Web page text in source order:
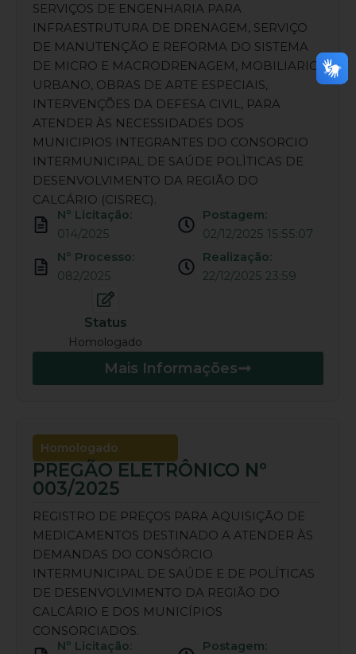
SERVIÇOS DE ENGENHARIA PARA
INFRAESTRUTURA DE DRENAGEM, SERVIÇO
DE MANUTENÇÃO E REFORMA DO SISTEMA
DE MICRO E MACRODRENAGEM, MOBILIARIO
URBANO, OBRAS DE ARTE ESPECIAIS,
INTERVENÇÕES DA DEFESA CIVIL, PARA
ATENDER ÀS NECESSIDADES DOS
MUNICIPIOS INTEGRANTES DO CONSORCIO
INTERMUNICIPAL DE SAÚDE POLÌTICAS DE
DESENVOLVIMENTO DA REGIÃO DO
CALCÁRIO (CISREC).
Nº Licitação:
014/2025
Nº Processo:
082/2025
Postagem:
02/12/2025 15:55:07
Realização:
22/12/2025 23:59
Status
Homologado
Mais Informações
Homologado
PREGÃO ELETRÔNICO Nº
003/2025
REGISTRO DE PREÇOS PARA AQUISIÇÃO DE
MEDICAMENTOS DESTINADO A ATENDER ÀS
DEMANDAS DO CONSÓRCIO
INTERMUNICIPAL DE SAÚDE E DE POLÍTICAS
DE DESENVOLVIMENTO DA REGIÃO DO
CALCÁRIO E DOS MUNICÍPIOS
CONSORCIADOS.
Nº Licitação:
Postagem: